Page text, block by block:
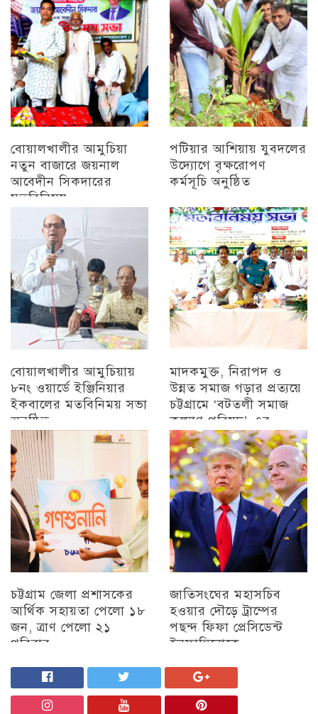
বোয়ালখালীর আমুচিয়া
নতুন বাজারে জয়নাল
আবেদীন সিকদারের
মতবিনিময়
চট্টগ্রাম
পটিয়ার আশিয়ায় যুবদলের
উদ্যোগে বৃক্ষরোপণ
কর্মসূচি অনুষ্ঠিত
অন্যান্য
বোয়ালখালীর আমুচিয়ায়
৮নং ওয়ার্ডে ইঞ্জিনিয়ার
ইকবালের মতবিনিময় সভা
অনুষ্ঠিত
চট্টগ্রাম
মাদকমুক্ত, নিরাপদ ও
উন্নত সমাজ গড়ার প্রত্যয়ে
চট্টগ্রামে ‘বটতলী সমাজ
কল্যাণ পরিষদ’-এর
মতবিনিময় সভা অনুষ্ঠিত
চট্টগ্রাম
চট্টগ্রাম জেলা প্রশাসকের
আর্থিক সহায়তা পেলো ১৮
জন, ত্রাণ পেলো ২১
পরিবার
চট্টগ্রাম
জাতিসংঘের মহাসচিব
হওয়ার দৌড়ে ট্রাম্পের
পছন্দ ফিফা প্রেসিডেন্ট
ইনফান্তিনোকে
চট্টগ্রাম